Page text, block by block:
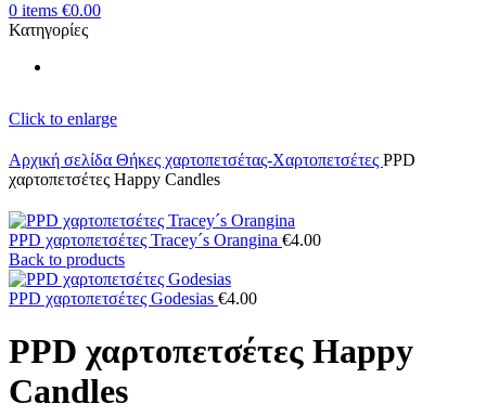
0 items €0.00
Κατηγορίες
Click to enlarge
Αρχική σελίδα Θήκες χαρτοπετσέτας-Χαρτοπετσέτες PPD
χαρτοπετσέτες Happy Candles
PPD χαρτοπετσέτες Tracey´s Orangina €4.00
Back to products
PPD χαρτοπετσέτες Godesias €4.00
PPD χαρτοπετσέτες Happy
Candles